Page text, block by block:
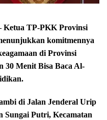
Ketua TP-PKK Provinsi
komitmennya
di Provinsi
30 Menit Bisa Baca Al-
di Jalan Jenderal Urip
Sungai Putri, Kecamatan